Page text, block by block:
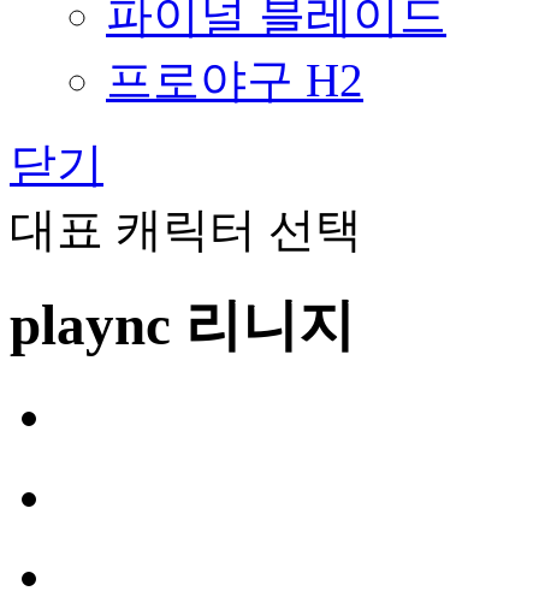
파이널 블레이드
프로야구 H2
닫기
대표 캐릭터 선택
plaync 리니지